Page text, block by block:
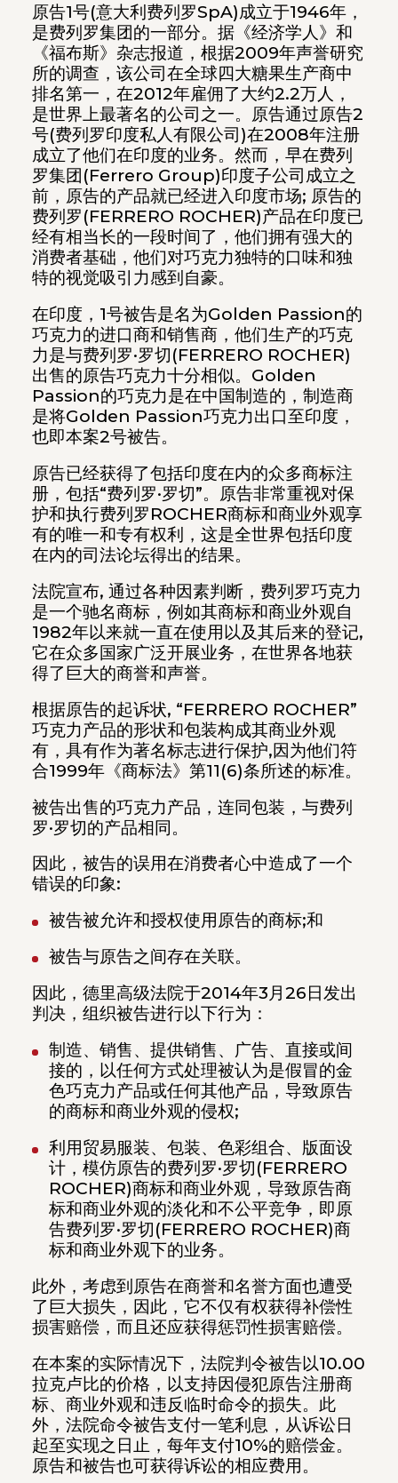
原告1号(意大利费列罗SpA)成立于1946年，
是费列罗集团的一部分。据《经济学人》和
《福布斯》杂志报道，根据2009年声誉研究
所的调查，该公司在全球四大糖果生产商中
排名第一，在2012年雇佣了大约2.2万人，
是世界上最著名的公司之一。原告通过原告2
号(费列罗印度私人有限公司)在2008年注册
成立了他们在印度的业务。然而，早在费列
罗集团(Ferrero Group)印度子公司成立之
前，原告的产品就已经进入印度市场; 原告的
费列罗(FERRERO ROCHER)产品在印度已
经有相当长的一段时间了，他们拥有强大的
消费者基础，他们对巧克力独特的口味和独
特的视觉吸引力感到自豪。
在印度，1号被告是名为Golden Passion的
巧克力的进口商和销售商，他们生产的巧克
力是与费列罗·罗切(FERRERO ROCHER)
出售的原告巧克力十分相似。Golden
Passion的巧克力是在中国制造的，制造商
是将Golden Passion巧克力出口至印度，
也即本案2号被告。
原告已经获得了包括印度在内的众多商标注
册，包括“费列罗·罗切”。原告非常重视对保
护和执行费列罗ROCHER商标和商业外观享
有的唯一和专有权利，这是全世界包括印度
在内的司法论坛得出的结果。
法院宣布, 通过各种因素判断，费列罗巧克力
是一个驰名商标，例如其商标和商业外观自
1982年以来就一直在使用以及其后来的登记,
它在众多国家广泛开展业务，在世界各地获
得了巨大的商誉和声誉。
根据原告的起诉状, “FERRERO ROCHER”
巧克力产品的形状和包装构成其商业外观
有，具有作为著名标志进行保护,因为他们符
合1999年《商标法》第11(6)条所述的标准。
被告出售的巧克力产品，连同包装，与费列
罗·罗切的产品相同。
因此，被告的误用在消费者心中造成了一个
错误的印象:
被告被允许和授权使用原告的商标;和
被告与原告之间存在关联。
因此，德里高级法院于2014年3月26日发出
判决，组织被告进行以下行为：
制造、销售、提供销售、广告、直接或间
接的，以任何方式处理被认为是假冒的金
色巧克力产品或任何其他产品，导致原告
的商标和商业外观的侵权;
利用贸易服装、包装、色彩组合、版面设
计，模仿原告的费列罗·罗切(FERRERO
ROCHER)商标和商业外观，导致原告商
标和商业外观的淡化和不公平竞争，即原
告费列罗·罗切(FERRERO ROCHER)商
标和商业外观下的业务。
此外，考虑到原告在商誉和名誉方面也遭受
了巨大损失，因此，它不仅有权获得补偿性
损害赔偿，而且还应获得惩罚性损害赔偿。
在本案的实际情况下，法院判令被告以10.00
拉克卢比的价格，以支持因侵犯原告注册商
标、商业外观和违反临时命令的损失。此
外，法院命令被告支付一笔利息，从诉讼日
起至实现之日止，每年支付10%的赔偿金。
原告和被告也可获得诉讼的相应费用。